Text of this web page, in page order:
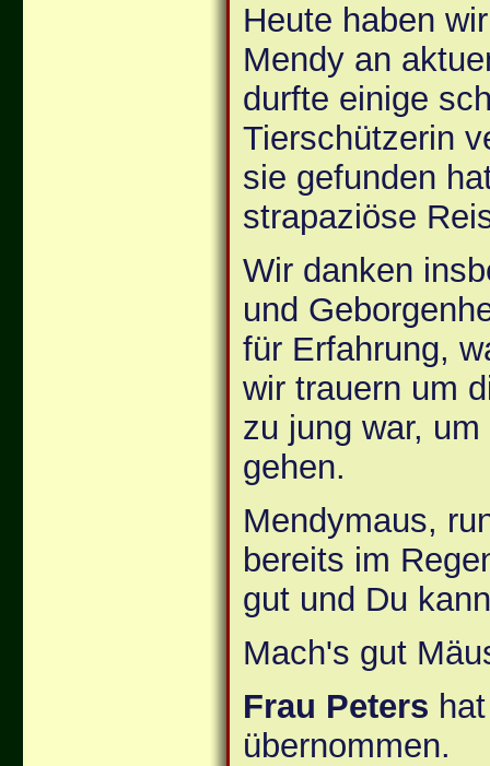
Heute haben
Mendy an
durfte einige
Tierschützerin
sie gefunden
strapaziöse
Wir danken
und
für Erfahrung,
wir trauern um
zu jung war,
gehen.
Mendymaus,
bereits im
gut und Du
Mach's gut
Frau Peters
übernommen.